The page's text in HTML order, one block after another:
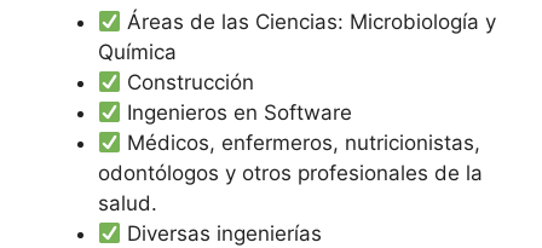
Áreas de las Ciencias: Microbiología y
Química
Construcción
Ingenieros en Software
Médicos, enfermeros, nutricionistas,
odontólogos y otros profesionales de la
salud.
Diversas ingenierías